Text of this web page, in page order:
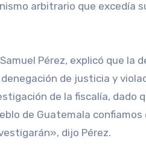
arbitrario que excedía
Pérez, explicó que la
de justicia y
de la fiscalía,
de Guatemala
dijo Pérez.